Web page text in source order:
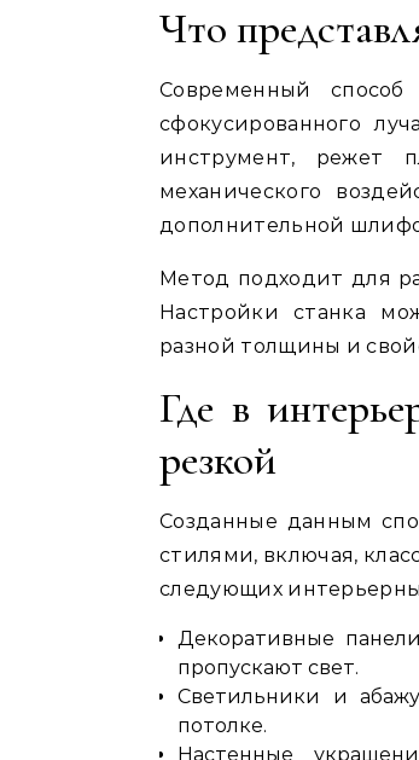
Что
Современный способ
сфокусированного
инструмент, режет
механического
дополнительной
Метод подходит для
Настройки станка
разной толщины и
Где в
резкой
Созданные данным
стилями, включая,
следующих
Декоративные
пропускают свет.
Светильники и
потолке.
Настенные